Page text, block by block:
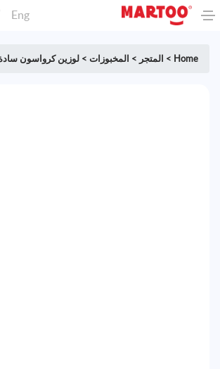
Eng
Home
> المتجر > المخبوزات > لوزين كرواسون